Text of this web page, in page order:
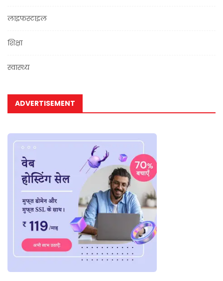
लाइफस्टाइल
शिक्षा
स्वास्थ्य
ADVERTISEMENT